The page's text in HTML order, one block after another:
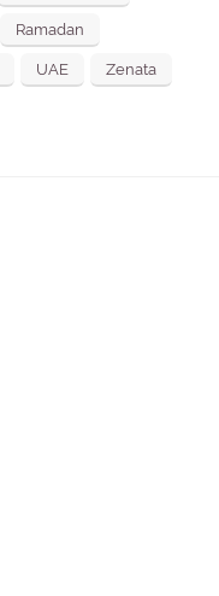
Ramadan
UAE Zenata